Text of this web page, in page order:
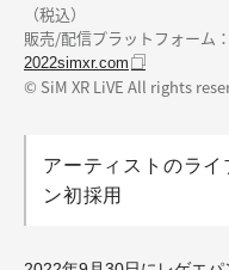
（税込）
販売/配信プラットフォーム
2022simxr.com
© SiM XR LiVE All rights
アーティストのラ
ン初採用